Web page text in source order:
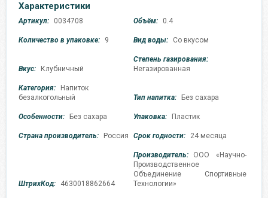
Характеристики
Артикул: 0034708 Объём: 0.4
Количество в упаковке: 9 Вид воды: Со вкусом
Вкус: Клубничный
Степень газирования:
Негазированная
Категория:
Напиток
безалкогольный
Тип напитка: Без сахара
Особенности: Без сахара Упаковка: Пластик
Страна производитель: Россия Срок годности: 24 месяца
ШтрихКод: 4630018862664
Производитель:
ООО «Научно-
Производственное
Объединение Спортивные
Технологии»